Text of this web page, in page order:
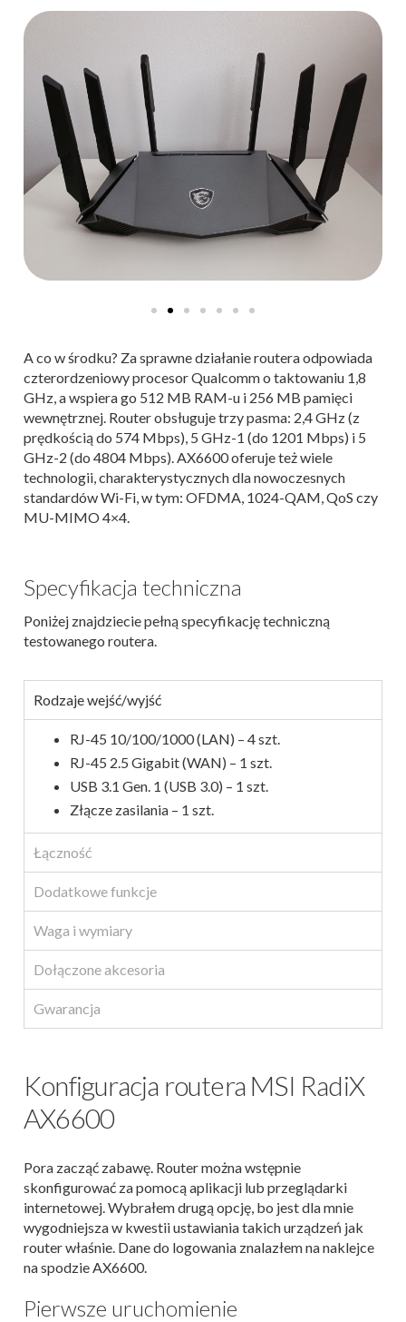
A co w środku? Za sprawne działanie routera odpowiada
czterordzeniowy procesor Qualcomm o taktowaniu 1,8
GHz, a wspiera go 512 MB RAM-u i 256 MB pamięci
wewnętrznej. Router obsługuje trzy pasma: 2,4 GHz (z
prędkością do 574 Mbps), 5 GHz-1 (do 1201 Mbps) i 5
GHz-2 (do 4804 Mbps). AX6600 oferuje też wiele
technologii, charakterystycznych dla nowoczesnych
standardów Wi-Fi, w tym: OFDMA, 1024-QAM, QoS czy
MU-MIMO 4×4.
Specyfikacja techniczna
Poniżej znajdziecie pełną specyfikację techniczną
testowanego routera.
Rodzaje wejść/wyjść
RJ-45 10/100/1000 (LAN) – 4 szt.
RJ-45 2.5 Gigabit (WAN) – 1 szt.
USB 3.1 Gen. 1 (USB 3.0) – 1 szt.
Złącze zasilania – 1 szt.
Łączność
Dodatkowe funkcje
Waga i wymiary
Dołączone akcesoria
Gwarancja
Konfiguracja routera MSI RadiX
AX6600
Pora zacząć zabawę. Router można wstępnie
skonfigurować za pomocą aplikacji lub przeglądarki
internetowej. Wybrałem drugą opcję, bo jest dla mnie
wygodniejsza w kwestii ustawiania takich urządzeń jak
router właśnie. Dane do logowania znalazłem na naklejce
na spodzie AX6600.
Pierwsze uruchomienie